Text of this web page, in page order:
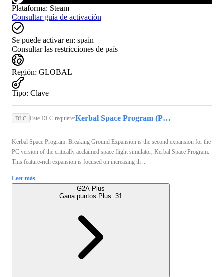
Plataforma: Steam
Consultar guía de activación
Se puede activar en: spain
Consultar las restricciones de país
Región: GLOBAL
Tipo: Clave
DLC Este DLC requiere: Kerbal Space Program (PC) - Steam Key - GLOBAL
Kerbal Space Program: Breaking Ground Expansion is the second expansion for the
PC version of the critically acclaimed space flight simulator, Kerbal Space Program.
This feature-rich expansion is focused on increasing th ...
Leer más
G2A Plus
Gana puntos Plus: 31